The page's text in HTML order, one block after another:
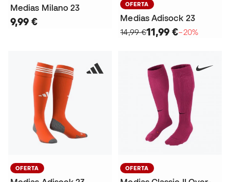
Medias Milano 23
9,99 €
OFERTA
Medias Adisock 23
14,99 €11,99 €−20%
OFERTA OFERTA